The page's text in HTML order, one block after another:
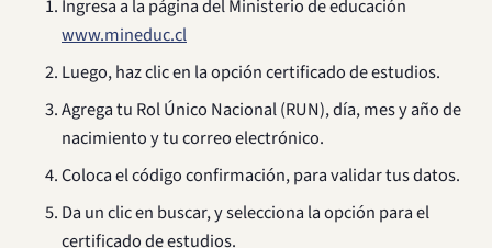
Ingresa a la página del Ministerio de educación
www.mineduc.cl
Luego, haz clic en la opción certificado de estudios.
Agrega tu Rol Único Nacional (RUN), día, mes y año de
nacimiento y tu correo electrónico.
Coloca el código confirmación, para validar tus datos.
Da un clic en buscar, y selecciona la opción para el
certificado de estudios.